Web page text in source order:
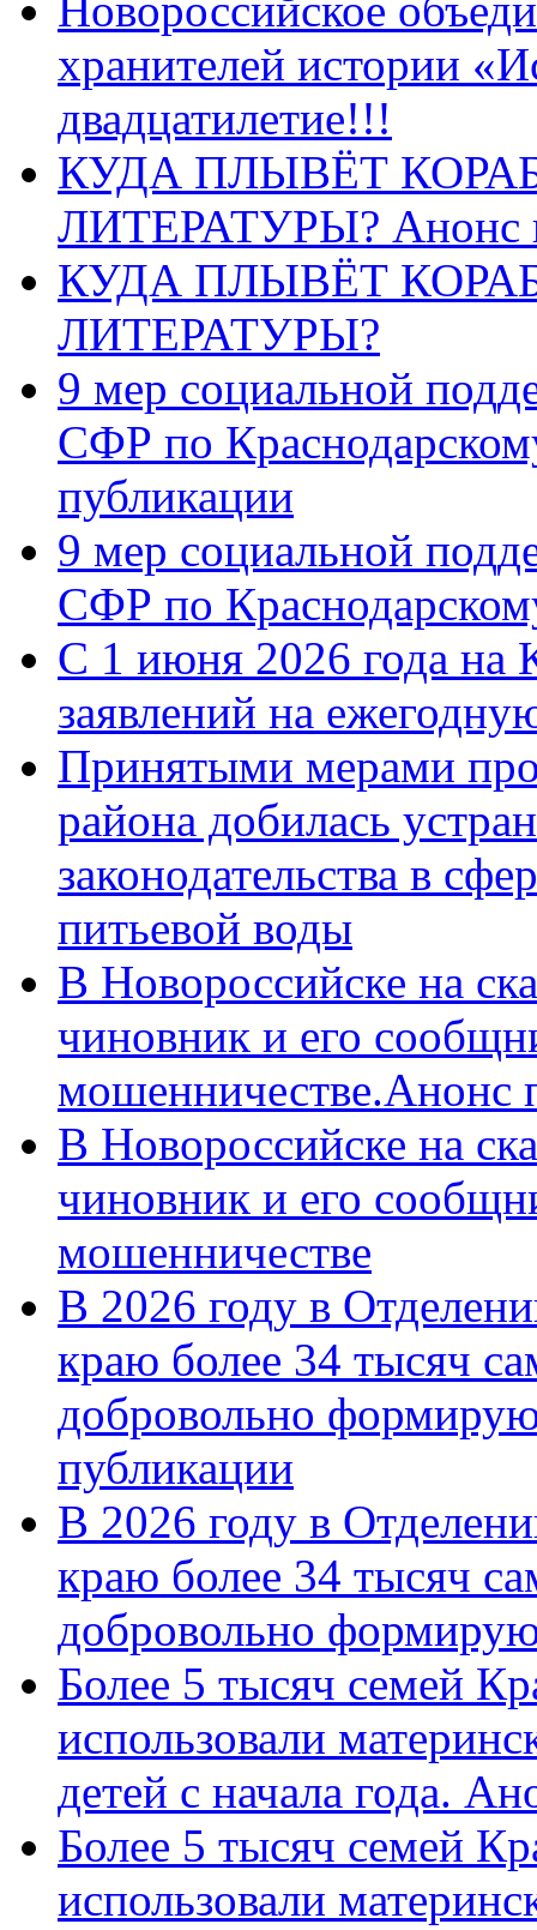
хранителей истории
двадцатилетие!!!
КУДА ПЛЫВЁТ
ЛИТЕРАТУРЫ? Анонс
КУДА ПЛЫВЁТ
ЛИТЕРАТУРЫ?
9 мер социальной
СФР по
публикации
9 мер социальной
СФР по
С 1 июня 2026 года на
заявлений на
Принятыми мерами
района добилась
законодательства в
питьевой воды
В Новороссийске на
чиновник и его
мошенничестве.Анонс
В Новороссийске на
чиновник и его
мошенничестве
В 2026 году в
краю более 34 тысяч
добровольно
публикации
В 2026 году в
краю более 34 тысяч
добровольно
Более 5 тысяч семей
использовали
детей с начала года.
Более 5 тысяч семей
использовали